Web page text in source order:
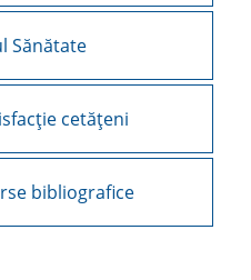
Sănătate
cetățeni
bibliografice